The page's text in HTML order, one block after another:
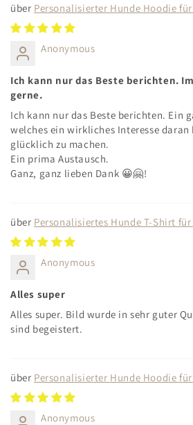
Personalisierter Hunde Hoodie
Anonymous
Ich kann nur das Beste berichten.
gerne.
Ich kann nur das Beste berichten. Ein
welches ein wirkliches Interesse daran
glücklich zu machen.
Ein prima Austausch.
Ganz, ganz lieben Dank 😀🤗!
Personalisiertes Hunde T-Shirt
Anonymous
Alles super
Alles super. Bild wurde in sehr guter
sind begeistert.
Personalisierter Hunde Hoodie
Anonymous